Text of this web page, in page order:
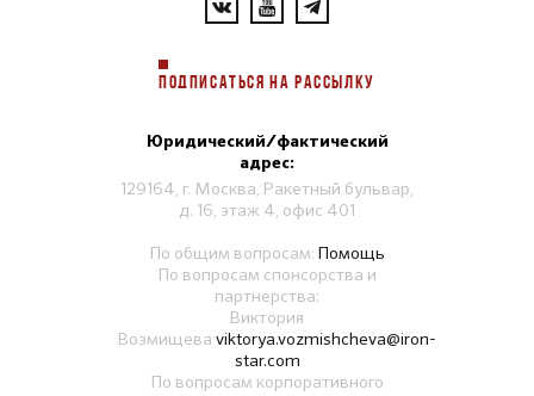
ПОДПИСАТЬСЯ НА РАССЫЛКУ
Юридический/фактический
адрес:
129164, г. Москва, Ракетный бульвар,
д. 16, этаж 4, офис 401
По общим вопросам: Помощь
По вопросам спонсорства и
партнерства:
Виктория
Возмищева viktorya.vozmishcheva@iron-
star.com
По вопросам корпоративного